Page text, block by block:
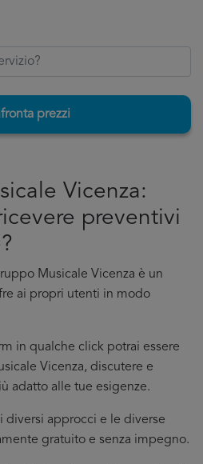
prezzi
Vicenza:
preventivi
Musicale Vicenza è un
ai propri utenti in modo
in qualche click potrai essere
Vicenza, discutere e
adatto alle tue esigenze.
diversi approcci e le diverse
gratuito e senza impegno.